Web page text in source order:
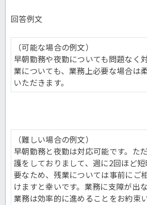
回答例文
（可能な場合の例文）
早朝勤務や夜勤についても問題なく
業についても、業務上必要な場合は
いただきます。
（難しい場合の例文）
早朝勤務と夜勤は対応可能です。た
護をしておりまして、週に2回ほど
要なため、残業については事前にご
けますと幸いです。業務に支障が出
業務は効率的に進めることをお約束